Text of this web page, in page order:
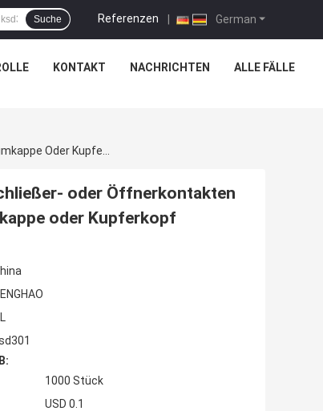
German
Referenzen |
Suche
KONTAKT NACHRICHTEN ALLE FÄLLE
oder Öffnerkontakten
oder Kupferkopf
1000 Stück
USD 0.1